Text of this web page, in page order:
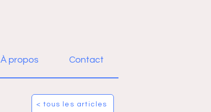
À propos Contact
< tous les articles